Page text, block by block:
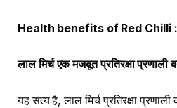
Health benefits of Red Chilli :
लाल मिर्च एक मजबूत प्रतिरक्षा प्रणाली
यह सत्य है, लाल मिर्च प्रतिरक्षा